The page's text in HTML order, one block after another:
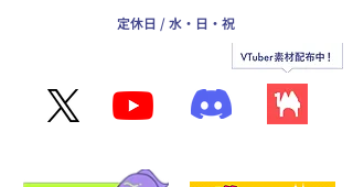
定休日 / 水・日・祝